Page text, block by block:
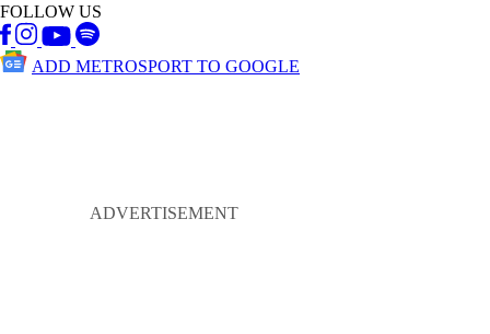
FOLLOW US
ADD METROSPORT TO GOOGLE